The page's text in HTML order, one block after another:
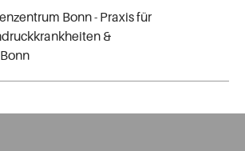
Bonn - Praxis für
&